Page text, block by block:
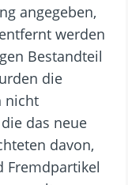
angegeben,
werden
Bestandteil
die
nicht
das neue
davon,
Fremdpartikel